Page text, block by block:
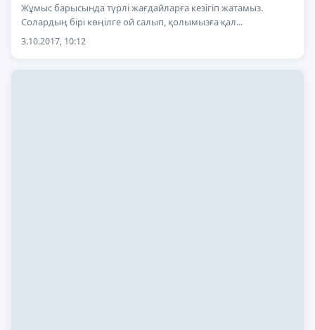
Жұмыс барысында түрлі жағдайларға кезігіп жатамыз.
Солардың бірі көңілге ой салып, қолымызға қал...
3.10.2017, 10:12